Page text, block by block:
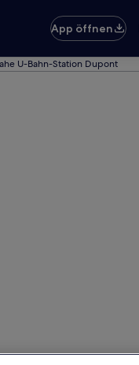
App öffnen
U-Bahn-Station Dupont